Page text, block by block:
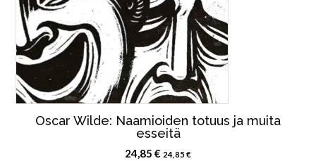
Oscar Wilde: Naamioiden totuus ja muita
esseitä
24,85 € 24,85 €